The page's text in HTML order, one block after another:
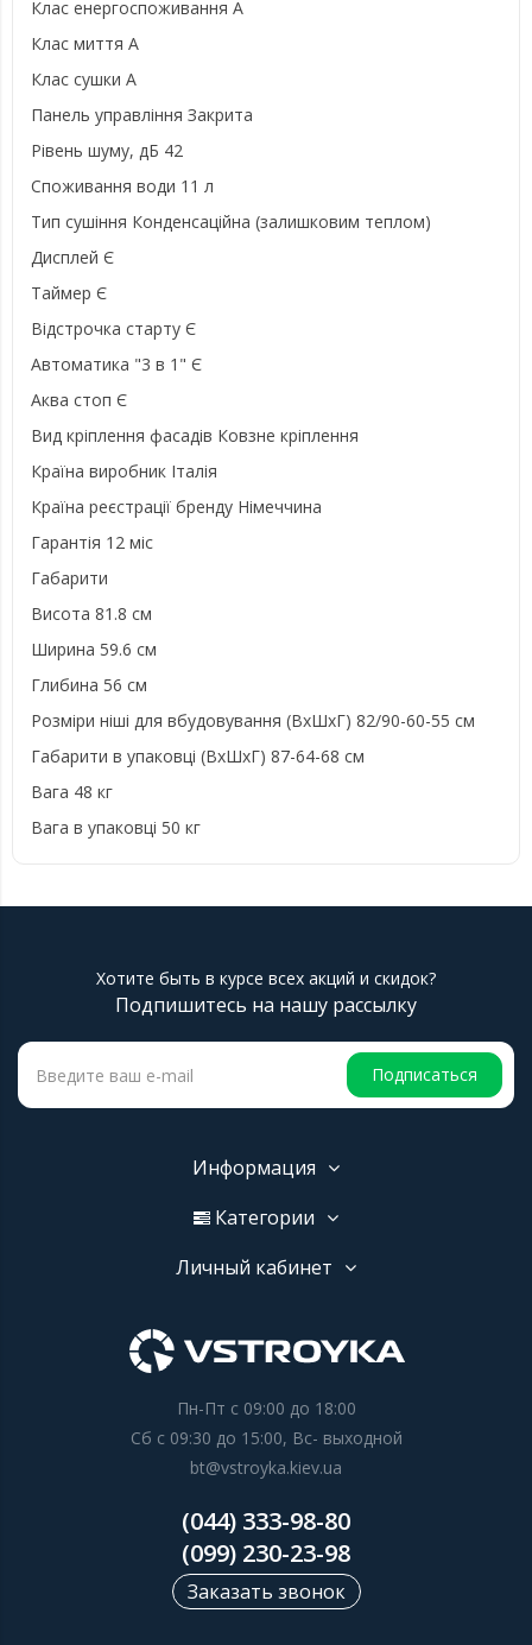
Клас енергоспоживання A
Клас миття A
Клас сушки A
Панель управління Закрита
Рівень шуму, дБ 42
Споживання води 11 л
Тип сушіння Конденсаційна (залишковим теплом)
Дисплей Є
Таймер Є
Відстрочка старту Є
Автоматика "3 в 1" Є
Аква стоп Є
Вид кріплення фасадів Ковзне кріплення
Країна виробник Італія
Країна реєстрації бренду Німеччина
Гарантія 12 міс
Габарити
Висота 81.8 см
Ширина 59.6 см
Глибина 56 см
Розміри ніші для вбудовування (ВxШxГ) 82/90-60-55 см
Габарити в упаковці (ВxШxГ) 87-64-68 см
Вага 48 кг
Вага в упаковці 50 кг
Хотите быть в курсе всех акций и скидок?
Подпишитесь на нашу рассылку
Подписаться
Информация
Категории
Личный кабинет
Пн-Пт с 09:00 до 18:00
Сб с 09:30 до 15:00, Вс- выходной
bt@vstroyka.kiev.ua
(044) 333-98-80
(099) 230-23-98
Заказать звонок